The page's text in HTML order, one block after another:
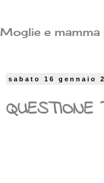
Moglie e
sabato 16 gennaio
QUESTIONE